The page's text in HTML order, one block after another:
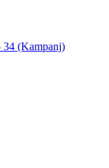
(Kampanj)